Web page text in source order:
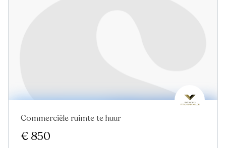
Commerciële ruimte te huur
€ 850